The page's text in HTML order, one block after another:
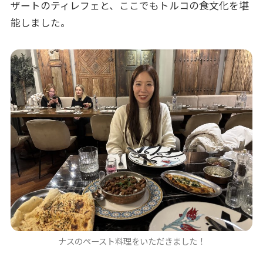
ザートのティレフェと、ここでもトルコの食文化を堪
能しました。
ナスのペースト料理をいただきました！